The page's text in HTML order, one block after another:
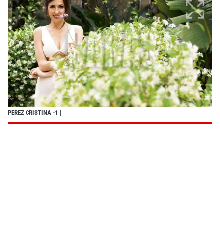
PEREZ CRISTINA -1 |